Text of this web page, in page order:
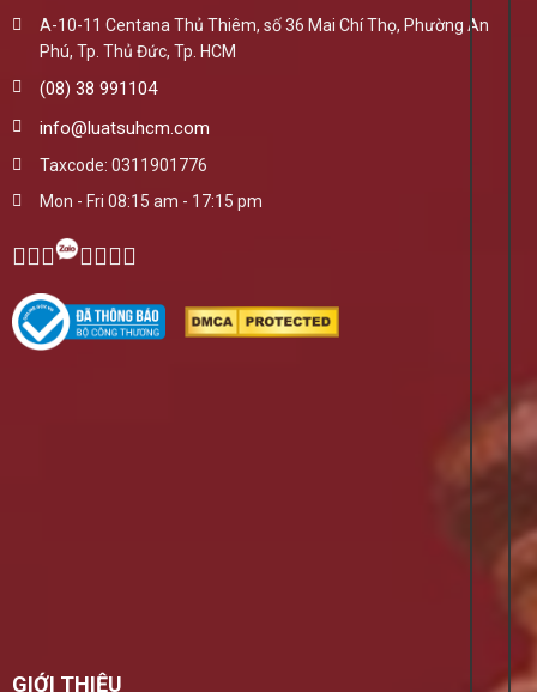
A-10-11 Centana Thủ Thiêm, số 36 Mai Chí Thọ, Phường An
Phú, Tp. Thủ Đức, Tp. HCM
(08) 38 991104
info@luatsuhcm.com
Taxcode: 0311901776
Mon - Fri 08:15 am - 17:15 pm
GIỚI THIỆU